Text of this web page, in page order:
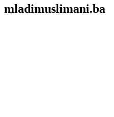
mladimuslimani.ba